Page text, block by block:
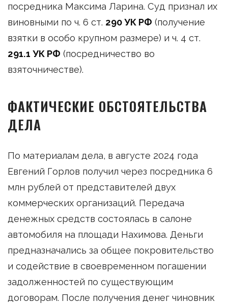
посредника Максима Ларина. Суд признал их
виновными по ч. 6 ст. 290 УК РФ (получение
взятки в особо крупном размере) и ч. 4 ст.
291.1 УК РФ (посредничество во
взяточничестве).
ФАКТИЧЕСКИЕ ОБСТОЯТЕЛЬСТВА
ДЕЛА
По материалам дела, в августе 2024 года
Евгений Горлов получил через посредника 6
млн рублей от представителей двух
коммерческих организаций. Передача
денежных средств состоялась в салоне
автомобиля на площади Нахимова. Деньги
предназначались за общее покровительство
и содействие в своевременном погашении
задолженностей по существующим
договорам. После получения денег чиновник